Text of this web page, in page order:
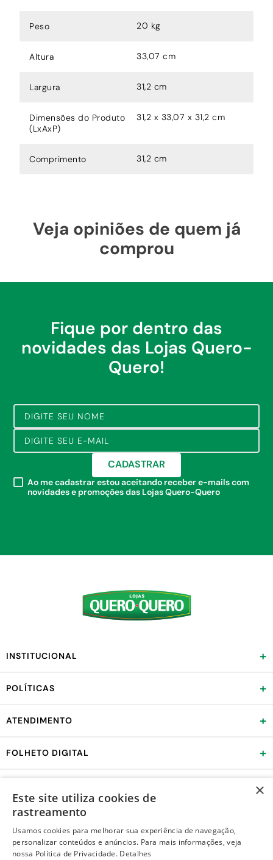
Peso 20 kg
Altura 33,07 cm
Largura 31,2 cm
Dimensões do Produto
(LxAxP)
31,2 x 33,07 x 31,2 cm
Comprimento 31,2 cm
Veja opiniões de quem já
comprou
Fique por dentro das
novidades das Lojas Quero-
Quero!
CADASTRAR
Ao me cadastrar estou aceitando receber e-mails com
novidades e promoções das Lojas Quero-Quero
INSTITUCIONAL +
POLÍTICAS +
ATENDIMENTO +
FOLHETO DIGITAL +
REDES SOCIAIS
×
Este site utiliza cookies de
rastreamento
Usamos cookies para melhorar sua experiência de navegação,
personalizar conteúdos e anúncios. Para mais informações, veja
nossa Política de Privacidade. Detalhes